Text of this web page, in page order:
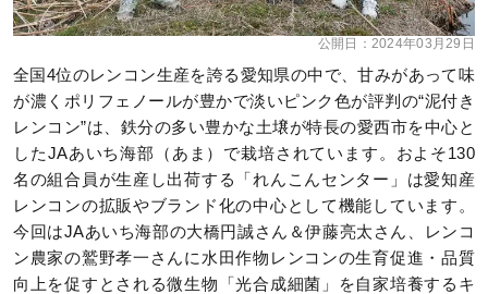
公開日： 2024年03月29日
全国4位のレンコン生産を誇る愛知県の中で、甘みがあって味
が濃くポリフェノールが豊かで淡いピンク色が評判の“泥付き
レンコン”は、鉄分の多い豊かな土壌が特長の愛西市を中心と
したJAあいち海部（あま）で栽培されています。およそ130
名の組合員が生産し出荷する「れんこんセンター」は愛知産
レンコンの拡販やブランド化の中心として機能しています。
今回はJAあいち海部の大橋円誠さん＆伊藤亮太さん、レンコ
ン農家の鷲野孝一さんに水田作物レンコンの生育促進・品質
向上を促すとされる微生物「光合成細菌」を自家培養するキ